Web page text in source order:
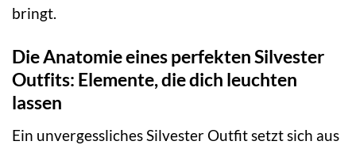
bringt.
Die Anatomie eines perfekten Silvester
Outfits: Elemente, die dich leuchten
lassen
Ein unvergessliches Silvester Outfit setzt sich aus